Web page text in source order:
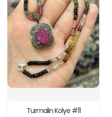
Turmalin Kolye #11